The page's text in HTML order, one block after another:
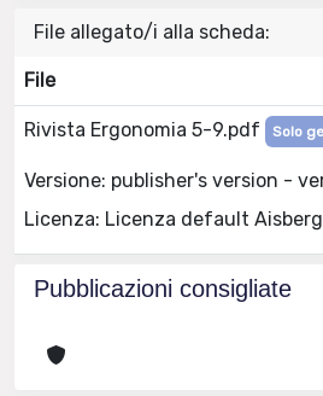
File allegato/i alla scheda:
File
Rivista Ergonomia 5-9.pdf Solo
Versione: publisher's version -
Licenza: Licenza default Aisberg
Pubblicazioni consigliate